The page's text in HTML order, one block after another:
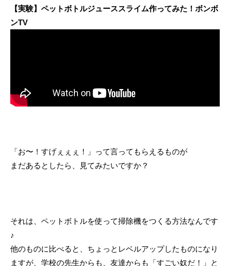
【実験】ペットボトルジューススライム作ってみた！ボンボ
ンTV
「お〜！すげぇぇぇ！」って言ってもらえるものが
まだあるとしたら、見てみたいですか？
それは、ペットボトルを使って掃除機をつくる方法なんです
♪
他のものに比べると、ちょっとレベルアップしたものになり
ますが、学校の先生からも、友達からも「すごい奴だ！」と